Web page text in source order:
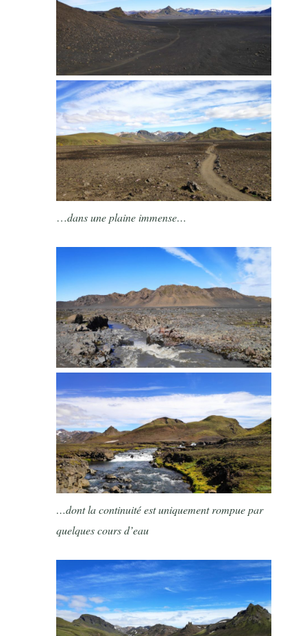
…dans une plaine immense…
…dont la continuité est uniquement rompue par
quelques cours d’eau